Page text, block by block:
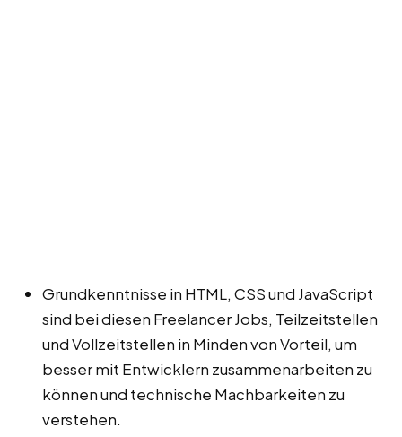
Grundkenntnisse in HTML, CSS und JavaScript
sind bei diesen Freelancer Jobs, Teilzeitstellen
und Vollzeitstellen in Minden von Vorteil, um
besser mit Entwicklern zusammenarbeiten zu
können und technische Machbarkeiten zu
verstehen.